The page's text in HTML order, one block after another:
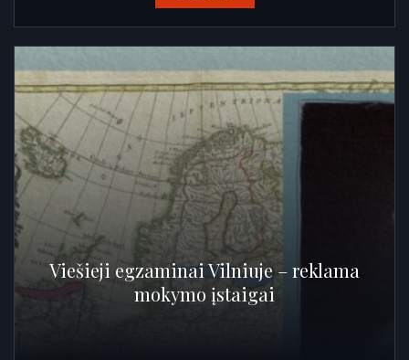
Viešieji egzaminai Vilniuje – reklama
mokymo įstaigai